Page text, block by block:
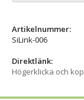
Artikelnummer:
SiLink-006
Direktlänk:
Högerklicka och